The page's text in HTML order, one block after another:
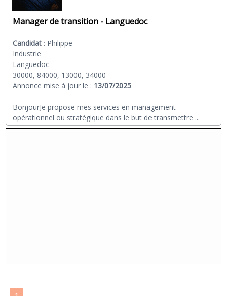
Manager de transition - Languedoc
Candidat : Philippe
Industrie
Languedoc
30000, 84000, 13000, 34000
Annonce mise à jour le : 13/07/2025
BonjourJe propose mes services en management
opérationnel ou stratégique dans le but de transmettre ...